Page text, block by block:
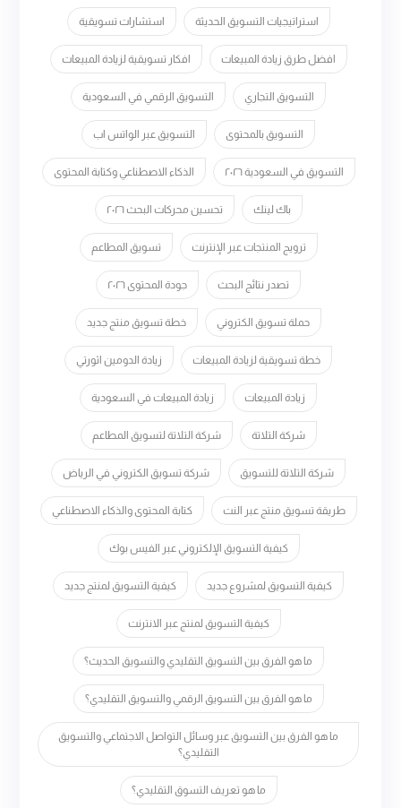
استراتيجيات التسويق الحديثة استشارات تسويقية
افضل طرق زيادة المبيعات افكار تسويقية لزيادة المبيعات
التسويق التجاري التسويق الرقمي في السعودية
التسويق بالمحتوى التسويق عبر الواتس اب
التسويق في السعودية ٢٠٢٦ الذكاء الاصطناعي وكتابة المحتوى
باك لينك تحسين محركات البحث ٢٠٢٦
ترويج المنتجات عبر الإنترنت تسويق المطاعم
تصدر نتائج البحث جودة المحتوى ٢٠٢٦
حملة تسويق الكتروني خطة تسويق منتج جديد
خطة تسويقية لزيادة المبيعات زيادة الدومين اثورتي
زيادة المبيعات زيادة المبيعات في السعودية
شركة التلاتة شركة التلاتة لتسويق المطاعم
شركة التلاتة للتسويق شركة تسويق الكتروني في الرياض
طريقة تسويق منتج عبر النت كتابة المحتوى والذكاء الاصطناعي
كيفية التسويق الإلكتروني عبر الفيس بوك
كيفية التسويق لمشروع جديد كيفية التسويق لمنتج جديد
كيفية التسويق لمنتج عبر الانترنت
ما هو الفرق بين التسويق التقليدي والتسويق الحديث؟
ما هو الفرق بين التسويق الرقمي والتسويق التقليدي؟
ما هو الفرق بين التسويق عبر وسائل التواصل الاجتماعي والتسويق
التقليدي؟
ما هو تعريف التسوق التقليدي؟